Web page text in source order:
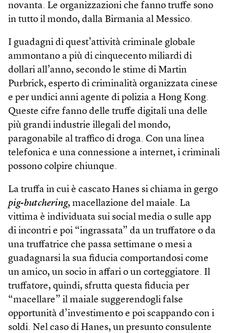
novanta. Le organizzazioni che fanno truffe sono
in tutto il mondo, dalla Birmania al Messico.
I guadagni di quest’attività criminale globale
ammontano a più di cinquecento miliardi di
dollari all’anno, secondo le stime di Martin
Purbrick, esperto di criminalità organizzata cinese
e per undici anni agente di polizia a Hong Kong.
Queste cifre fanno delle truffe digitali una delle
più grandi industrie illegali del mondo,
paragonabile al traffico di droga. Con una linea
telefonica e una connessione a internet, i criminali
possono colpire chiunque.
La truffa in cui è cascato Hanes si chiama in gergo
pig-butchering, macellazione del maiale. La
vittima è individuata sui social media o sulle app
di incontri e poi “ingrassata” da un truffatore o da
una truffatrice che passa settimane o mesi a
guadagnarsi la sua fiducia comportandosi come
un amico, un socio in affari o un corteggiatore. Il
truffatore, quindi, sfrutta questa fiducia per
“macellare” il maiale suggerendogli false
opportunità d’investimento e poi scappando con i
soldi. Nel caso di Hanes, un presunto consulente